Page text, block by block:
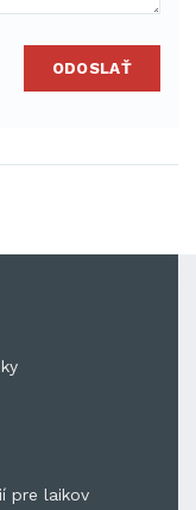
ODOSLAŤ
pre laikov